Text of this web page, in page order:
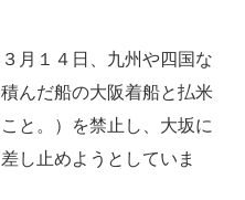
月１４日、九州や四国な
んだ船の大阪着船と払米
と。）を禁止し、大坂に
し止めようとしていま